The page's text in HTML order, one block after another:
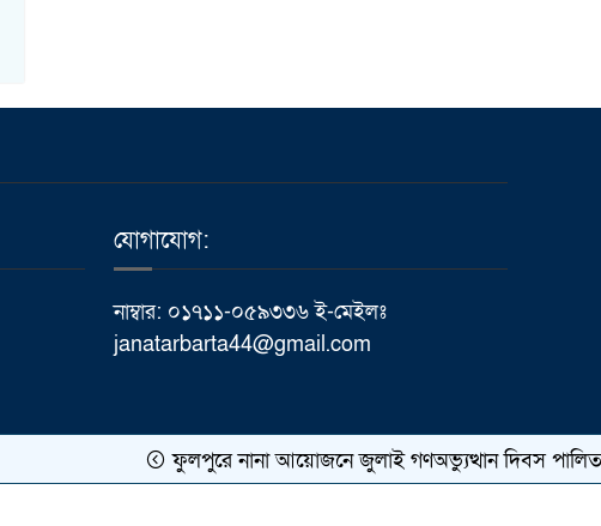
প্রদান
যোগাযোগ:
নাম্বার: ০১৭১১-০৫৯৩৩৬ ই-মেইলঃ
janatarbarta44@gmail.com
কারিগরি সহযোগিতায়ঃMeghna Host
ফুলপুরে নানা আয়োজনে জুলাই গণঅভ্যুত্থান দিবস পালিত